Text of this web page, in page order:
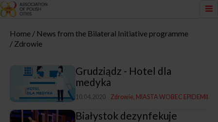
Home
News from the Bilateral Initiative programme
Zdrowie
Grudziądz - Hotel dla
medyka
10.04.2020 Zdrowie MIASTA WOBEC EPIDEMII
Białystok dezynfekuje